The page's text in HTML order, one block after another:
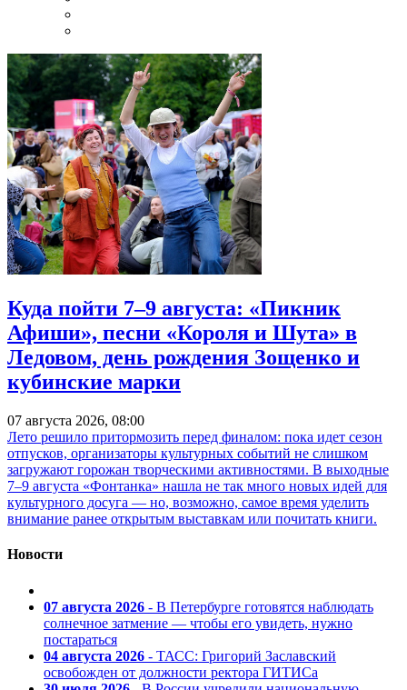
Куда пойти 7–9 августа: «Пикник
Афиши», песни «Короля и Шута» в
Ледовом, день рождения Зощенко и
кубинские марки
07 августа 2026, 08:00
Лето решило притормозить перед финалом: пока идет сезон
отпусков, организаторы культурных событий не слишком
загружают горожан творческими активностями. В выходные
7–9 августа «Фонтанка» нашла не так много новых идей для
культурного досуга — но, возможно, самое время уделить
внимание ранее открытым выставкам или почитать книги.
Новости
07 августа 2026 - В Петербурге готовятся наблюдать
солнечное затмение — чтобы его увидеть, нужно
постараться
04 августа 2026 - ТАСС: Григорий Заславский
освобожден от должности ректора ГИТИСа